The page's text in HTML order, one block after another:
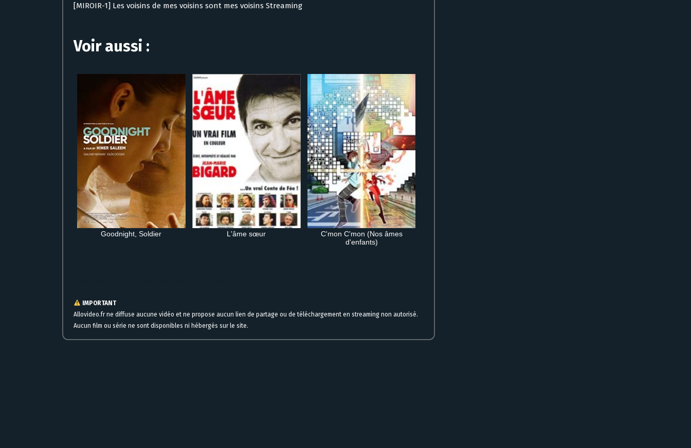
[MIROIR-1] Les voisins de mes voisins sont mes voisins Streaming
Voir aussi :
Goodnight, Soldier L'âme sœur
C'mon C'mon (Nos âmes
d'enfants)
IMPORTANT
Allovideo.fr ne diffuse aucune vidéo et ne propose aucun lien de partage ou de téléchargement en streaming non autorisé.
Aucun film ou série ne sont disponibles ni hébergés sur le site.